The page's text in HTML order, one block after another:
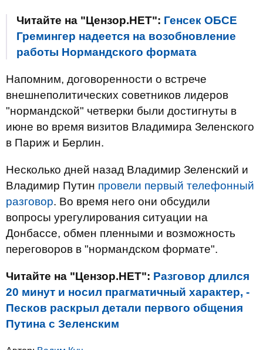
Читайте на "Цензор.НЕТ": Генсек ОБСЕ
Гремингер надеется на возобновление
работы Нормандского формата
Напомним, договоренности о встрече
внешнеполитических советников лидеров
"нормандской" четверки были достигнуты в
июне во время визитов Владимира Зеленского
в Париж и Берлин.
Несколько дней назад Владимир Зеленский и
Владимир Путин провели первый телефонный
разговор. Во время него они обсудили
вопросы урегулирования ситуации на
Донбассе, обмен пленными и возможность
переговоров в "нормандском формате".
Читайте на "Цензор.НЕТ": Разговор длился
20 минут и носил прагматичный характер, -
Песков раскрыл детали первого общения
Путина с Зеленским